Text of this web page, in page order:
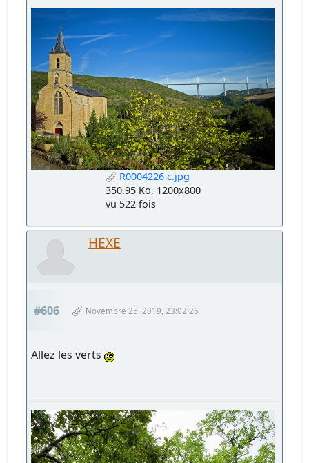
R0004226 c.jpg
350.95 Ko, 1200x800
vu 522 fois
HEXE
#606 Novembre 25, 2019, 23:02:26
Allez les verts